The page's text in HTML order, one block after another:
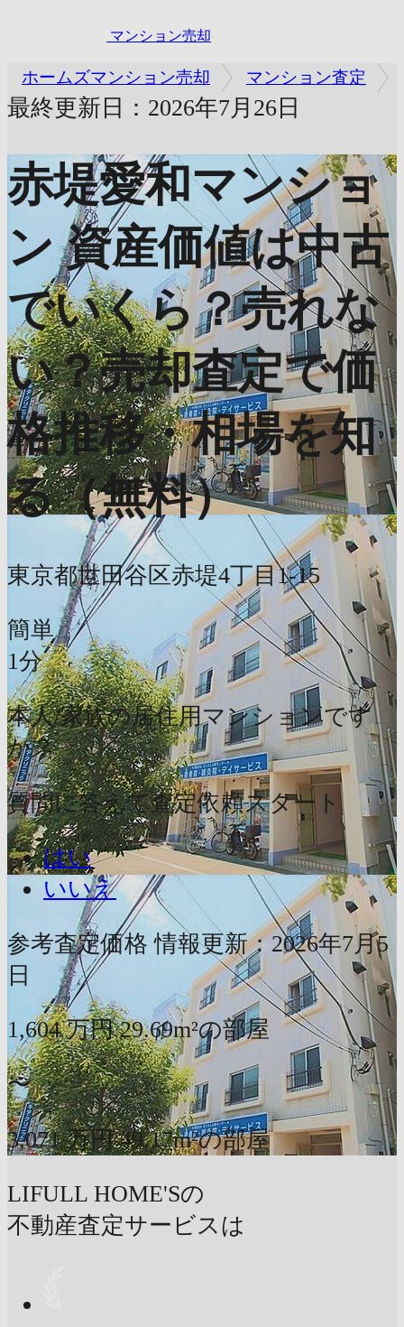
マンション売却
ホームズマンション売却 マンション査定
最終更新日：2026年7月26日
赤堤愛和マンショ
ン 資産価値は中古
でいくら？売れな
い？売却査定で価
格推移・相場を知
る（無料）
東京都世田谷区赤堤4丁目1-15
簡単
1分
本人/家族の居住用マンションです
か？
質問に答えて査定依頼スタート
はい
いいえ
参考査定価格 情報更新：2026年7月5
日
1,604 万円 29.69m²の部屋
〜
3,071 万円 49.17m²の部屋
LIFULL HOME'Sの
不動産査定サービスは